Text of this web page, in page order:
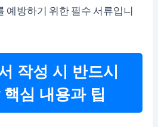
예방하기 위한 필수 서류입니
작성 시 반드시
심 내용과 팁